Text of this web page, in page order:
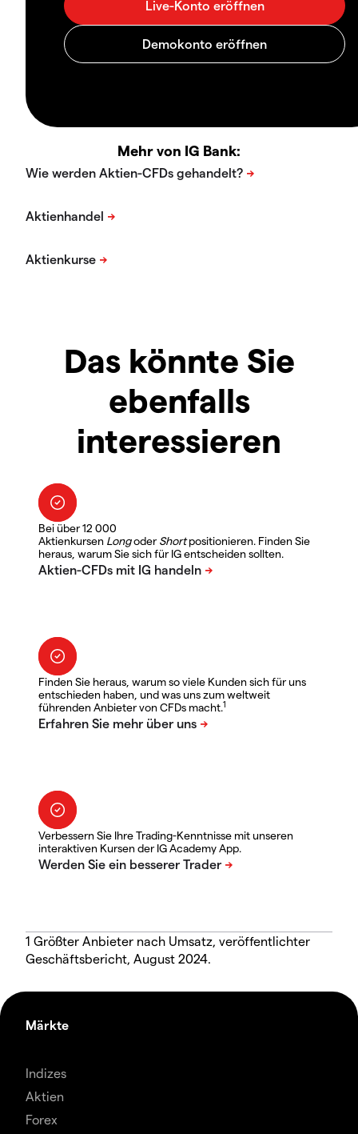
Mehr von IG Bank:
Das könnte Sie
ebenfalls
interessieren
Bei über 12 000
Aktienkursen LongoderShortpositionieren. Finden Sie
heraus, warum Sie sich für IG entscheiden sollten.
Finden Sie heraus, warum so viele Kunden sich für uns
entschieden haben, und was uns zum weltweit
führenden Anbieter von CFDs macht.1
Verbessern Sie Ihre Trading-Kenntnisse mit unseren
interaktiven Kursen der IG Academy App.
1 Größter Anbieter nach Umsatz, veröffentlichter
Geschäftsbericht, August 2024.
Märkte
Indizes
Aktien
Forex